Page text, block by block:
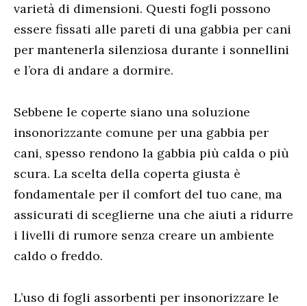
varietà di dimensioni. Questi fogli possono
essere fissati alle pareti di una gabbia per cani
per mantenerla silenziosa durante i sonnellini
e l’ora di andare a dormire.
Sebbene le coperte siano una soluzione
insonorizzante comune per una gabbia per
cani, spesso rendono la gabbia più calda o più
scura. La scelta della coperta giusta è
fondamentale per il comfort del tuo cane, ma
assicurati di sceglierne una che aiuti a ridurre
i livelli di rumore senza creare un ambiente
caldo o freddo.
L’uso di fogli assorbenti per insonorizzare le